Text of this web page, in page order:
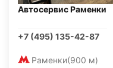
Автосервис Раменки
+7 (495) 135-42-87
Раменки(900 м)